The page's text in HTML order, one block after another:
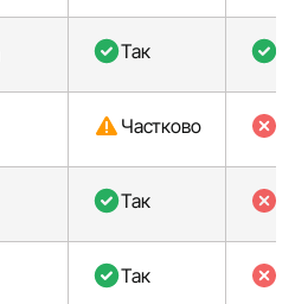
Так
Частково
Так
Так